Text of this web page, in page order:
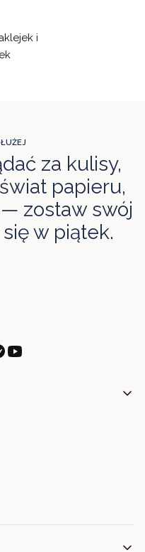
i
za kulisy,
papieru,
zostaw swój
w piątek.